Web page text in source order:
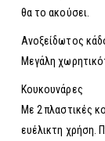
θα το ακούσει.
Ανοξείδωτος
Μεγάλη
Κουκουνάρες
Με 2 πλαστικές
ευέλικτη χρήση.